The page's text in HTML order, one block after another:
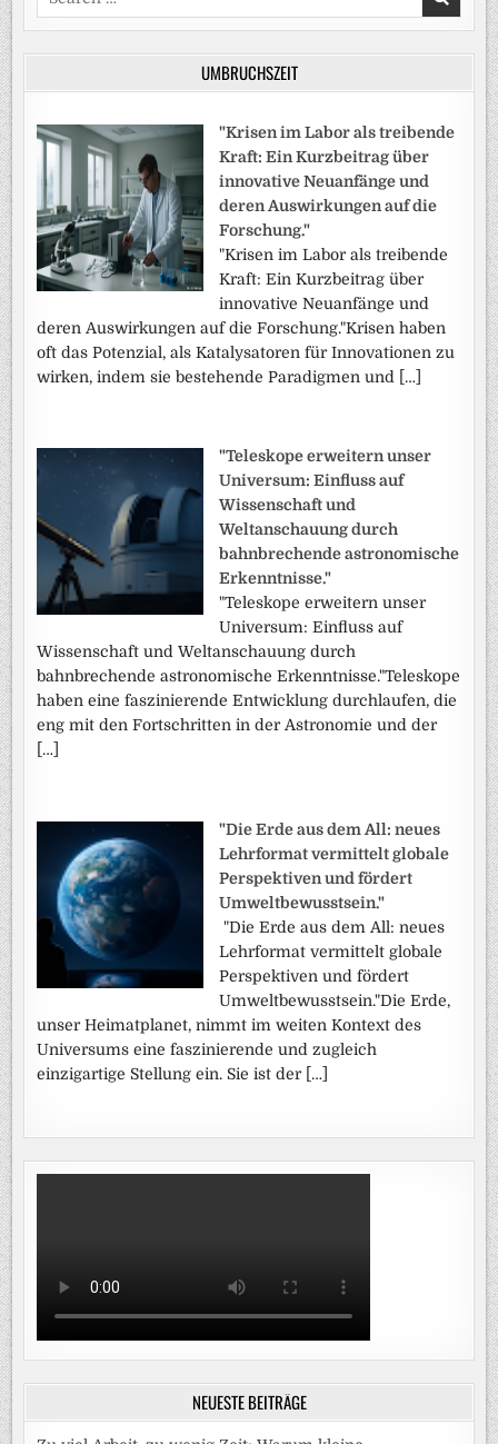
for:
UMBRUCHSZEIT
"Krisen im Labor als treibende
Kraft: Ein Kurzbeitrag über
innovative Neuanfänge und
deren Auswirkungen auf die
Forschung."
"Krisen im Labor als treibende
Kraft: Ein Kurzbeitrag über
innovative Neuanfänge und
deren Auswirkungen auf die Forschung."Krisen haben
oft das Potenzial, als Katalysatoren für Innovationen zu
wirken, indem sie bestehende Paradigmen und […]
"Teleskope erweitern unser
Universum: Einfluss auf
Wissenschaft und
Weltanschauung durch
bahnbrechende astronomische
Erkenntnisse."
"Teleskope erweitern unser
Universum: Einfluss auf
Wissenschaft und Weltanschauung durch
bahnbrechende astronomische Erkenntnisse."Teleskope
haben eine faszinierende Entwicklung durchlaufen, die
eng mit den Fortschritten in der Astronomie und der
[…]
"Die Erde aus dem All: neues
Lehrformat vermittelt globale
Perspektiven und fördert
Umweltbewusstsein."
"Die Erde aus dem All: neues
Lehrformat vermittelt globale
Perspektiven und fördert
Umweltbewusstsein."Die Erde,
unser Heimatplanet, nimmt im weiten Kontext des
Universums eine faszinierende und zugleich
einzigartige Stellung ein. Sie ist der […]
NEUESTE BEITRÄGE